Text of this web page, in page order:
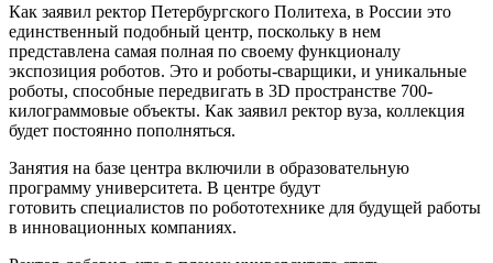
Как заявил ректор Петербургского Политеха, в России это
единственный подобный центр, поскольку в нем
представлена самая полная по своему функционалу
экспозиция роботов. Это и роботы-сварщики, и уникальные
роботы, способные передвигать в 3D пространстве 700-
килограммовые объекты. Как заявил ректор вуза, коллекция
будет постоянно пополняться.
Занятия на базе центра включили в образовательную
программу университета. В центре будут
готовить специалистов по робототехнике для будущей работы
в инновационных компаниях.